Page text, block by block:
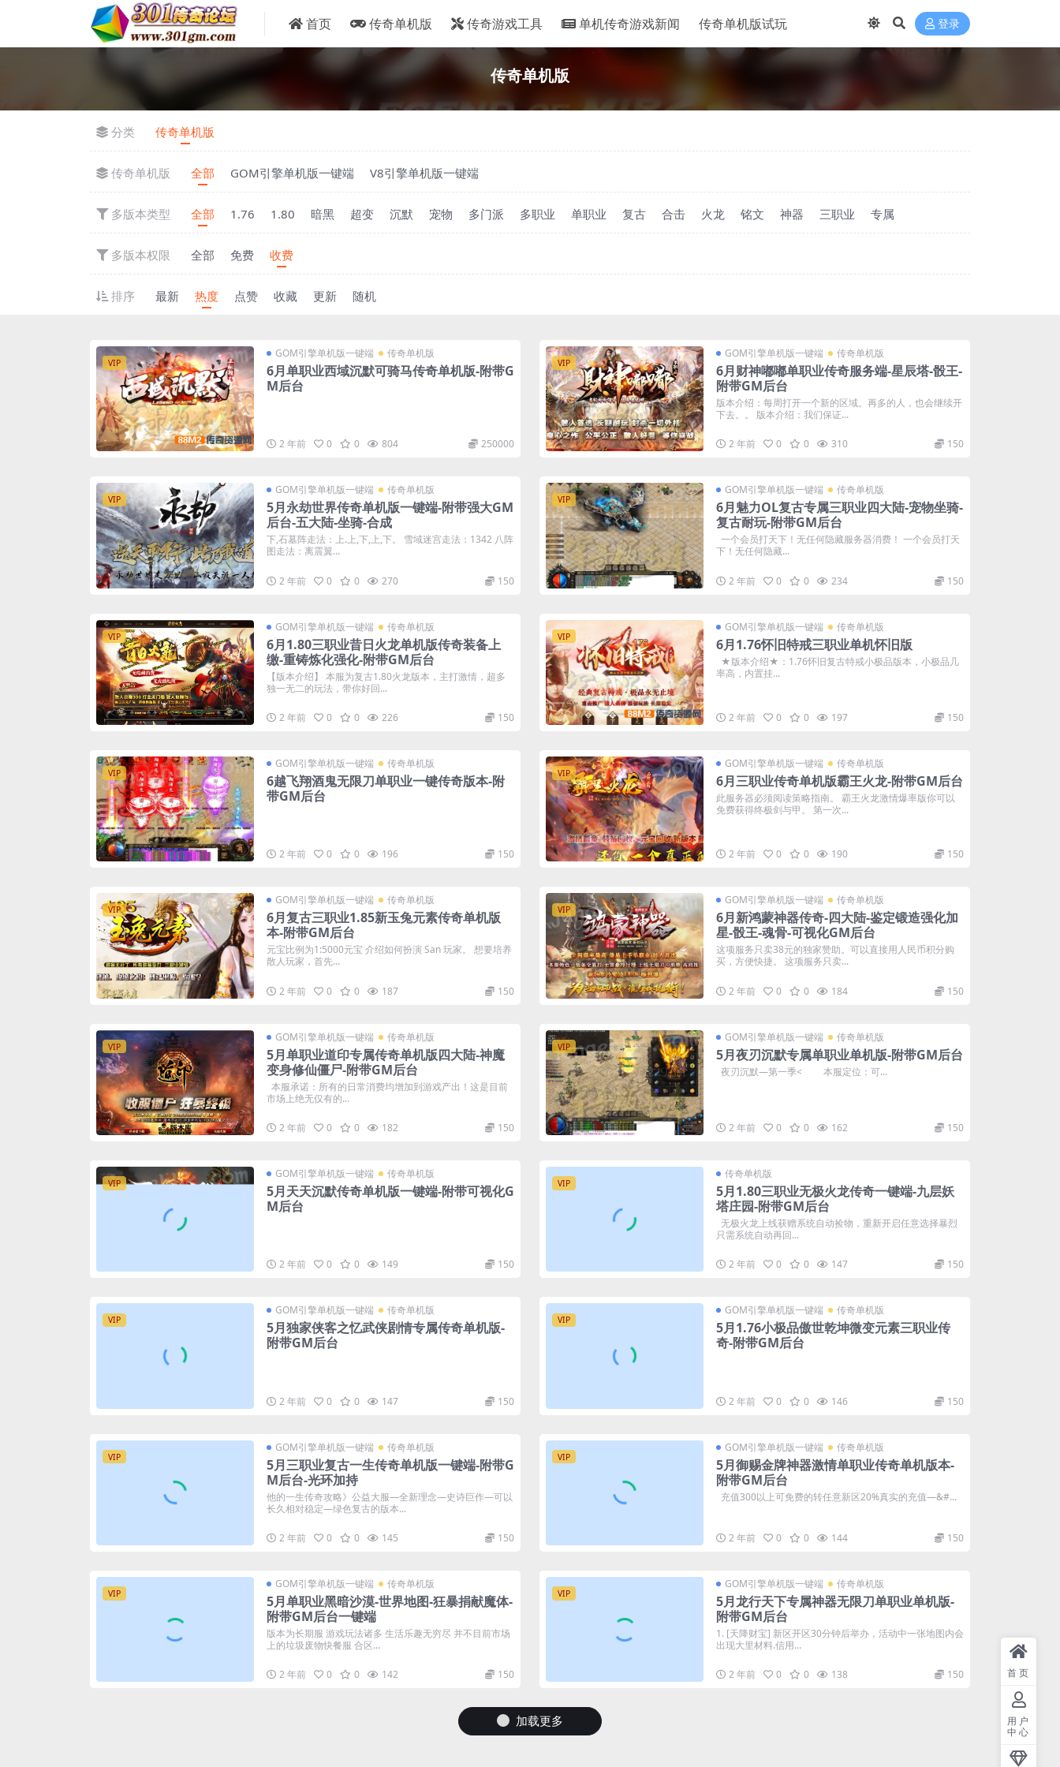
首页 传奇单机版 传奇游戏工具 单机传奇游戏新闻 传奇单机版试玩 登录
传奇单机版
分类 传奇单机版
传奇单机版 全部 GOM引擎单机版一键端 V8引擎单机版一键端
多版本类型 全部 1.76 1.80 暗黑 超变 沉默 宠物 多门派 多职业 单职业 复古 合击 火龙 铭文 神器 三职业 专属
多版本权限 全部 免费 收费
排序 最新 热度 点赞 收藏 更新 随机
VIP
GOM引擎单机版一键端 传奇单机版
6月单职业西域沉默可骑马传奇单机版-附带G
M后台
2 年前 0 0 804 250000
VIP
GOM引擎单机版一键端 传奇单机版
6月财神嘟嘟单职业传奇服务端-星辰塔-骰王-
附带GM后台
版本介绍：每周打开一个新的区域。再多的人，也会继续开
下去。。 版本介绍：我们保证...
2 年前 0 0 310 150
VIP
GOM引擎单机版一键端 传奇单机版
5月永劫世界传奇单机版一键端-附带强大GM
后台-五大陆-坐骑-合成
下,石墓阵走法：上.上,下,上,下。 雪域迷宫走法：1342 八阵
图走法：离震翼...
2 年前 0 0 270 150
VIP
GOM引擎单机版一键端 传奇单机版
6月魅力OL复古专属三职业四大陆-宠物坐骑-
复古耐玩-附带GM后台
一个会员打天下！无任何隐藏服务器消费！ 一个会员打天
下！无任何隐藏...
2 年前 0 0 234 150
VIP
GOM引擎单机版一键端 传奇单机版
6月1.80三职业昔日火龙单机版传奇装备上
缴-重铸炼化强化-附带GM后台
【版本介绍】 本服为复古1.80火龙版本，主打激情，超多
独一无二的玩法，带你好回...
2 年前 0 0 226 150
VIP
GOM引擎单机版一键端 传奇单机版
6月1.76怀旧特戒三职业单机怀旧版
★版本介绍★：1.76怀旧复古特戒小极品版本，小极品几
率高，内置挂...
2 年前 0 0 197 150
VIP
GOM引擎单机版一键端 传奇单机版
6越飞翔酒鬼无限刀单职业一键传奇版本-附
带GM后台
2 年前 0 0 196 150
VIP
GOM引擎单机版一键端 传奇单机版
6月三职业传奇单机版霸王火龙-附带GM后台
此服务器必须阅读策略指南。 霸王火龙激情爆率版你可以
免费获得终极剑与甲。 第一次...
2 年前 0 0 190 150
VIP
GOM引擎单机版一键端 传奇单机版
6月复古三职业1.85新玉兔元素传奇单机版
本-附带GM后台
元宝比例为1:5000元宝 介绍如何扮演 San 玩家。 想要培养
散人玩家，首先...
2 年前 0 0 187 150
VIP
GOM引擎单机版一键端 传奇单机版
6月新鸿蒙神器传奇-四大陆-鉴定锻造强化加
星-骰王-魂骨-可视化GM后台
这项服务只卖38元的独家赞助。可以直接用人民币积分购
买，方便快捷。 这项服务只卖...
2 年前 0 0 184 150
VIP
GOM引擎单机版一键端 传奇单机版
5月单职业道印专属传奇单机版四大陆-神魔
变身修仙僵尸-附带GM后台
本服承诺：所有的日常消费均增加到游戏产出！这是目前
市场上绝无仅有的...
2 年前 0 0 182 150
VIP
GOM引擎单机版一键端 传奇单机版
5月夜刃沉默专属单职业单机版-附带GM后台
夜刃沉默—第一季< 本服定位：可...
2 年前 0 0 162 150
VIP
GOM引擎单机版一键端 传奇单机版
5月天天沉默传奇单机版一键端-附带可视化G
M后台
2 年前 0 0 149 150
VIP
传奇单机版
5月1.80三职业无极火龙传奇一键端-九层妖
塔庄园-附带GM后台
无极火龙上线获赠系统自动捡物，重新开启任意选择暴烈
只需系统自动再回...
2 年前 0 0 147 150
VIP
GOM引擎单机版一键端 传奇单机版
5月独家侠客之忆武侠剧情专属传奇单机版-
附带GM后台
2 年前 0 0 147 150
VIP
GOM引擎单机版一键端 传奇单机版
5月1.76小极品傲世乾坤微变元素三职业传
奇-附带GM后台
2 年前 0 0 146 150
VIP
GOM引擎单机版一键端 传奇单机版
5月三职业复古一生传奇单机版一键端-附带G
M后台-光环加持
他的一生传奇攻略》公益大服—全新理念—史诗巨作—可以
长久相对稳定—绿色复古的版本...
2 年前 0 0 145 150
VIP
GOM引擎单机版一键端 传奇单机版
5月御赐金牌神器激情单职业传奇单机版本-
附带GM后台
充值300以上可免费的转任意新区20%真实的充值—&#...
2 年前 0 0 144 150
VIP
GOM引擎单机版一键端 传奇单机版
5月单职业黑暗沙漠-世界地图-狂暴捐献魔体-
附带GM后台一键端
版本为长期服 游戏玩法诸多 生活乐趣无穷尽 并不目前市场
上的垃圾废物快餐服 合区...
2 年前 0 0 142 150
VIP
GOM引擎单机版一键端 传奇单机版
5月龙行天下专属神器无限刀单职业单机版-
附带GM后台
1. [天降财宝] 新区开区30分钟后举办，活动中一张地图内会
出现大里材料.信用...
2 年前 0 0 138 150
加载更多
首页
用户
中心